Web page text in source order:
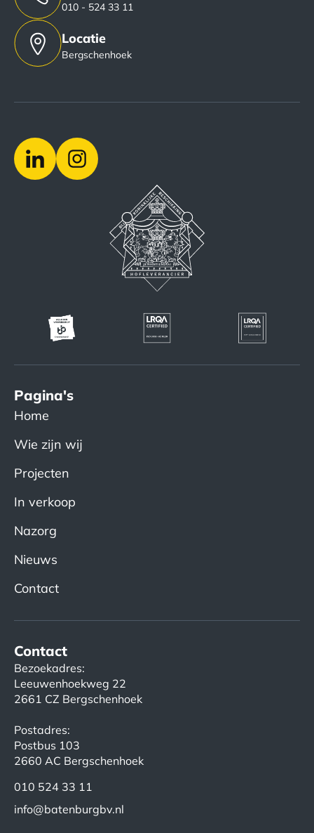
010 - 524 33 11
Locatie
Bergschenhoek
Pagina's
Home
Wie zijn wij
Projecten
In verkoop
Nazorg
Nieuws
Contact
Contact
Bezoekadres:
Leeuwenhoekweg 22
2661 CZ Bergschenhoek
Postadres:
Postbus 103
2660 AC Bergschenhoek
010 524 33 11
info@batenburgbv.nl